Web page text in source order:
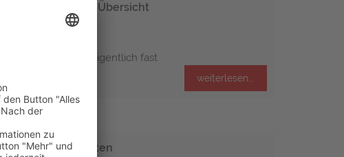
2024 - Eine Übersicht
(Maspalomas) eigentlich fast
weiterlesen...
2024 - Die Daten